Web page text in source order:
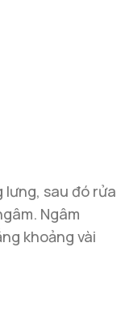
lưng, sau đó rửa
Ngâm
khoảng vài